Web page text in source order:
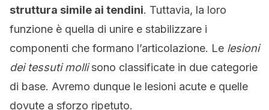
struttura simile ai tendini. Tuttavia, la loro
funzione è quella di unire e stabilizzare i
componenti che formano l’articolazione. Le lesioni
dei tessuti mollisono classificate in due categorie
di base. Avremo dunque le lesioni acute e quelle
dovute a sforzo ripetuto.